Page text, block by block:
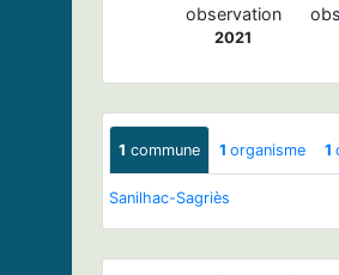
observation
2021
1 commune 1 organisme 1
Sanilhac-Sagriès